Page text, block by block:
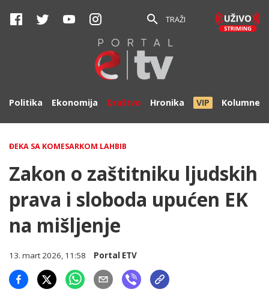
TRAŽI
Politika Ekonomija Društvo Hronika VIP Kolumne
ĐEKA SA KOMESARKOM LAHBIB
Zakon o zaštitniku ljudskih
prava i sloboda upućen EK
na mišljenje
13. mart 2026, 11:58 Portal ETV